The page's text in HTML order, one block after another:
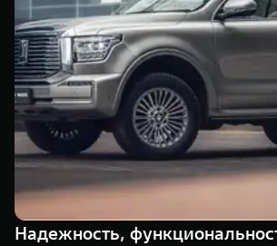
TANK 500
Веди за собой
от 6 499 000 ₽
TANK Финансы
Корпоративным клиентам
TANK ФИНАНСЫ
TANK Кредит
TANK Лизинг
TANK Страхование
Сервис
Специальные предложения
Моторные масла
ЦИФРОВЫЕ СЕРВИСЫ TANK
Цифровые сервисы TANK
Подписки
Надежность,